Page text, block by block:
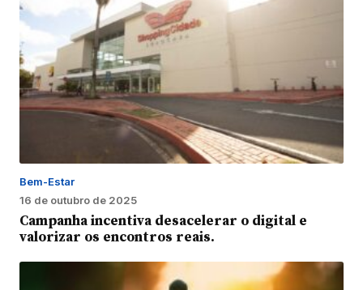
Bem-Estar
16 de outubro de 2025
Campanha incentiva desacelerar o digital e
valorizar os encontros reais.